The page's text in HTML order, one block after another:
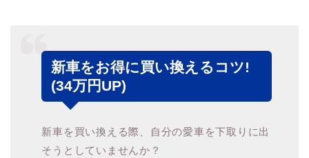
新車をお得に買い換えるコツ!
(34万円UP)
新車を買い換える際、自分の愛車を下取りに出
そうとしていませんか？